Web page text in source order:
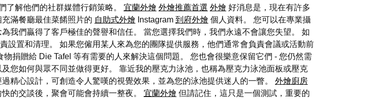
了解他們的社群媒體行銷策略。 宜蘭外燴 外燴推薦首選 外燴 好消息是，現在有許多
滿餐廳最佳菜餚照片的 自助式外燴 Instagram 到府外燴 個人資料。 您可以在專業攝
我們贏得了客戶極佳的聲譽和信任。 當您選擇我們時，我們永遠不會讓您失望。 如
設置和清理。 如果您僱用某人來為您的團隊提供服務，他們通常會負責會議或活動前
捐贈給 Die Tafel 等有需要的人來解決這個問題。 您也會很樂意保留它們 - 您仍然需
您如何與眾不同並做得更好。 靠近我的壓克力泳池，也稱為壓克力泳池面板或壓克
精心設計，可創造令人驚嘆的視覺效果，並為您的泳池提供迷人的一瞥。 外燴廚房
的交談後，聚會可能會持續一整夜。 宜蘭外燴 但請記住，這只是一個測試，重要的